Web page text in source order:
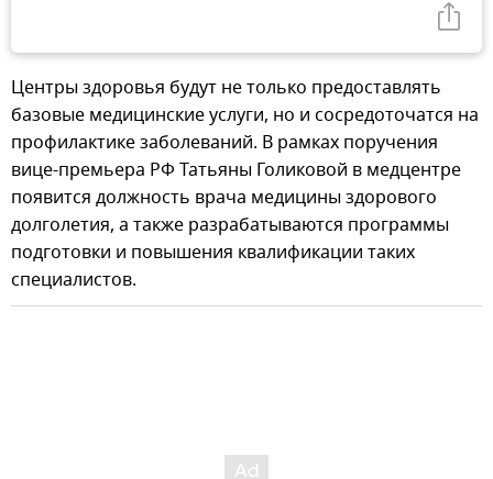
Центры здоровья будут не только предоставлять
базовые медицинские услуги, но и сосредоточатся на
профилактике заболеваний. В рамках поручения
вице-премьера РФ Татьяны Голиковой в медцентре
появится должность врача медицины здорового
долголетия, а также разрабатываются программы
подготовки и повышения квалификации таких
специалистов.